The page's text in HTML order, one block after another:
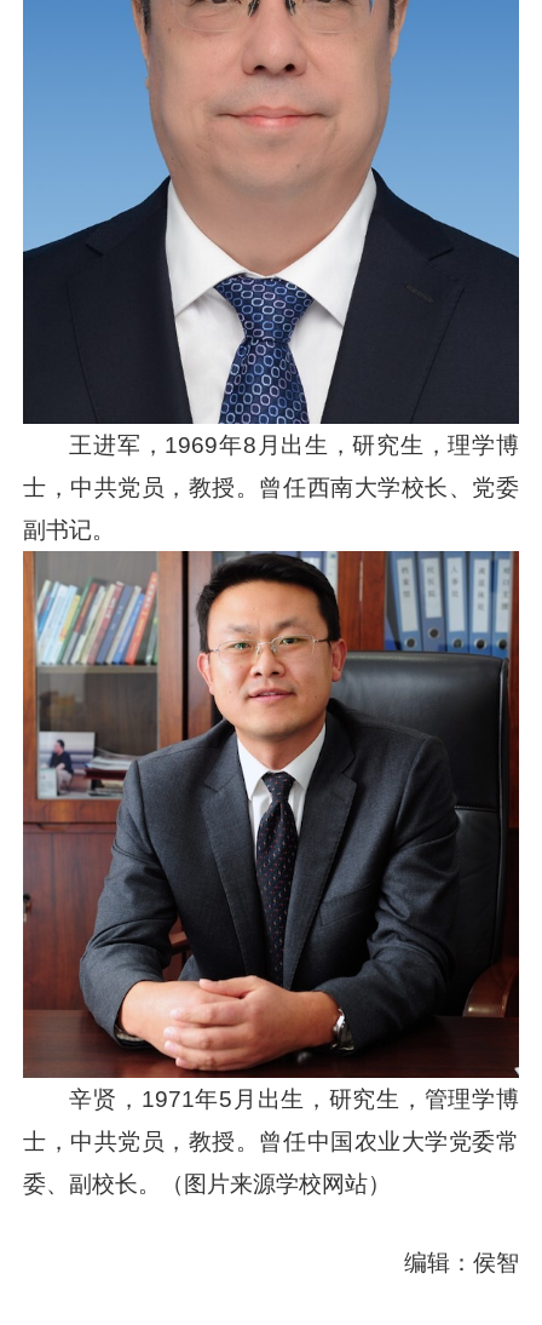
王进军，1969年8月出生，研究生，理学博
士，中共党员，教授。曾任西南大学校长、党委
副书记。
辛贤，1971年5月出生，研究生，管理学博
士，中共党员，教授。曾任中国农业大学党委常
委、副校长。（图片来源学校网站）
编辑：侯智